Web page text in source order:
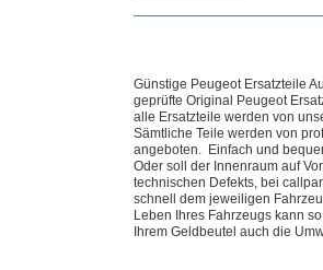
Günstige Peugeot Ersatzteile
geprüfte Original Peugeot
alle Ersatzteile werden von
Sämtliche Teile werden von
angeboten. Einfach und
Oder soll der Innenraum auf
technischen Defekts, bei
schnell dem jeweiligen
Leben Ihres Fahrzeugs kann
Ihrem Geldbeutel auch die